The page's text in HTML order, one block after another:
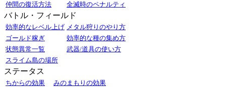
仲間の復活方法
全滅時のペナルティ
バトル・フィールド
効率的なレベル上げ メタル狩りのやり方
ゴールド稼ぎ
効率的な種の集め方
状態異常一覧
武器/道具の使い方
スライム島の場所
ステータス
ちからの効果
みのまもりの効果